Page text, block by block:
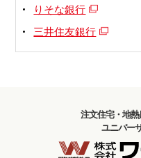
りそな銀行
三井住友銀行
注文住宅・地
ユニバー